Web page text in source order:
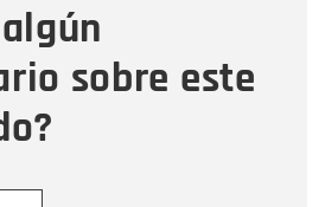
sobre este